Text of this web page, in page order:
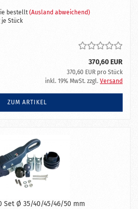
bestellt (Ausland abweichend)
je Stück
370,60 EUR
370,60 EUR pro Stück
inkl. 19% MwSt. zzgl. Versand
ZUM ARTIKEL
Set Ø 35/40/45/46/50 mm